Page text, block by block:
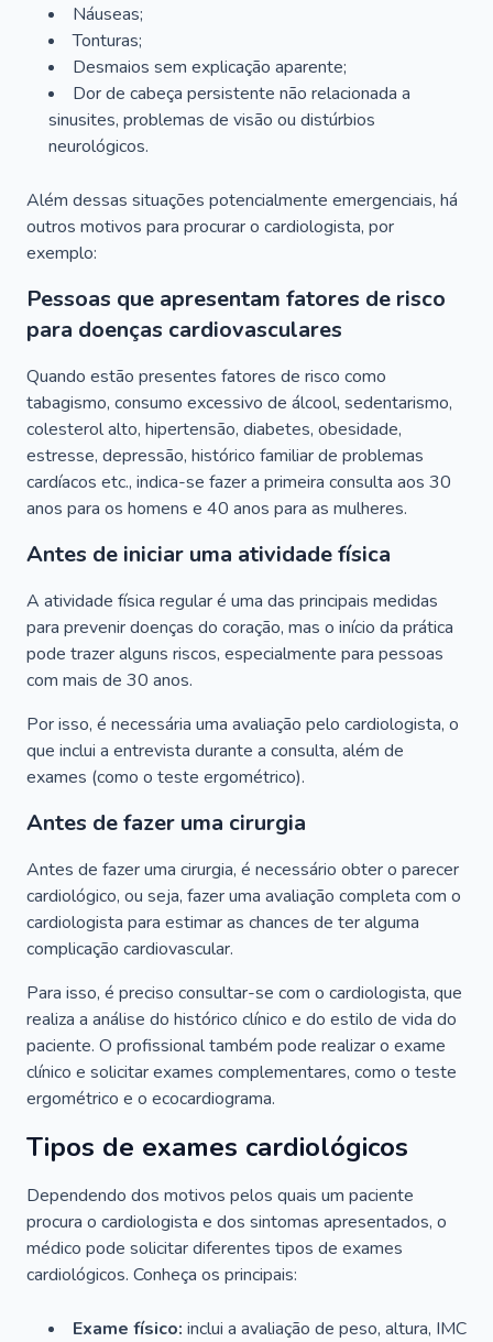
Náuseas;
Tonturas;
Desmaios sem explicação aparente;
Dor de cabeça persistente não relacionada a
sinusites, problemas de visão ou distúrbios
neurológicos.
Além dessas situações potencialmente emergenciais, há
outros motivos para procurar o cardiologista, por
exemplo:
Pessoas que apresentam fatores de risco
para doenças cardiovasculares
Quando estão presentes fatores de risco como
tabagismo, consumo excessivo de álcool, sedentarismo,
colesterol alto, hipertensão, diabetes, obesidade,
estresse, depressão, histórico familiar de problemas
cardíacos etc., indica-se fazer a primeira consulta aos 30
anos para os homens e 40 anos para as mulheres.
Antes de iniciar uma atividade física
A atividade física regular é uma das principais medidas
para prevenir doenças do coração, mas o início da prática
pode trazer alguns riscos, especialmente para pessoas
com mais de 30 anos.
Por isso, é necessária uma avaliação pelo cardiologista, o
que inclui a entrevista durante a consulta, além de
exames (como o teste ergométrico).
Antes de fazer uma cirurgia
Antes de fazer uma cirurgia, é necessário obter o parecer
cardiológico, ou seja, fazer uma avaliação completa com o
cardiologista para estimar as chances de ter alguma
complicação cardiovascular.
Para isso, é preciso consultar-se com o cardiologista, que
realiza a análise do histórico clínico e do estilo de vida do
paciente. O profissional também pode realizar o exame
clínico e solicitar exames complementares, como o teste
ergométrico e o ecocardiograma.
Tipos de exames cardiológicos
Dependendo dos motivos pelos quais um paciente
procura o cardiologista e dos sintomas apresentados, o
médico pode solicitar diferentes tipos de exames
cardiológicos. Conheça os principais:
Exame físico: inclui a avaliação de peso, altura, IMC